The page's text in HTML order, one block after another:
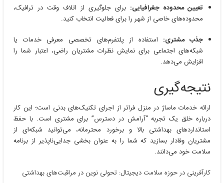
تعیین محدوده جغرافیایی: برای جلوگیری از اتلاف وقت در ترافیک،
محدوده‌های خاصی از شهر را برای فعالیت انتخاب کنید.
جذب مشتری: استفاده از پلتفرم‌های تخصصی معرفی خدمات یا
شبکه‌های اجتماعی برای نمایش نظرات مشتریان راضی، اعتبار شما را
افزایش می‌دهد.
نتیجه‌گیری
ارائه خدمات ماساژ در منزل فراتر از اجرای تکنیک‌های بدنی است؛ این کار
درباره خلق یک تجربه “آرامش در دسترس” برای مشتری است. با حفظ
استانداردهای بهداشتی بالا و برخورد محترمانه، می‌توانید شبکه‌ای از
مشتریان وفادار بسازید که شما را به عنوان بخشی جدایی‌ناپذیر از برنامه
سلامت خود می‌دانند.
کارآفرینی در حوزه سلامت دیجیتال: تحولی نوین در مراقبت‌های بهداشتی